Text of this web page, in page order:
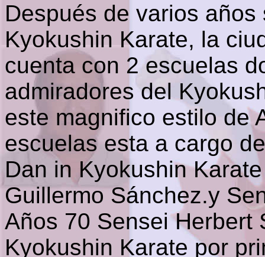
Después de varios
Kyokushin Karate, la
cuenta con 2 escuelas
admiradores del
este magnifico estilo de
escuelas esta a cargo
Dan in Kyokushin
GuillermoSánchez.y
Años 70 SenseiHerbert
Kyokushin Karate por